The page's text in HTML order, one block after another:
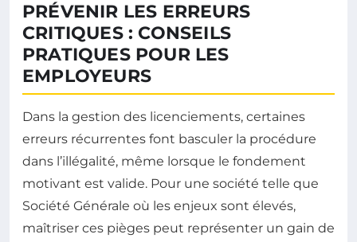
PRÉVENIR LES ERREURS
CRITIQUES : CONSEILS
PRATIQUES POUR LES
EMPLOYEURS
Dans la gestion des licenciements, certaines
erreurs récurrentes font basculer la procédure
dans l’illégalité, même lorsque le fondement
motivant est valide. Pour une société telle que
Société Générale où les enjeux sont élevés,
maîtriser ces pièges peut représenter un gain de